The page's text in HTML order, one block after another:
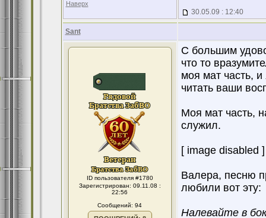
Наверх
30.05.09 : 12:40
Sant
ID пользователя #1780
Зарегистрирован: 09.11.08 :
22:56
Сообщений: 94
С большим
что то
моя мат часть,
читать ваши
Моя мат часть,
служил.
[ image disabled ]
Валера, песню
любили вот эту:
Налевайте в